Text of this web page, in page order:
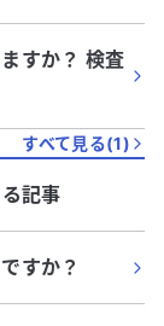
すか？ 検査
すべて見る(1)
記事
すか？